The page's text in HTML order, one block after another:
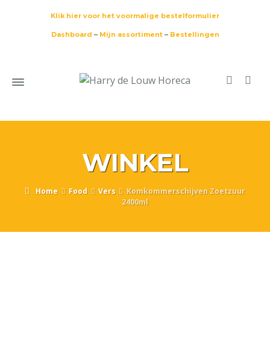
Klik hier voor het voormalige bestelformulier
Dashboard – Mijn assortiment– Bestellingen
WINKEL
Home Food Vers
Komkommerschijven Zoetzuur
2400ml